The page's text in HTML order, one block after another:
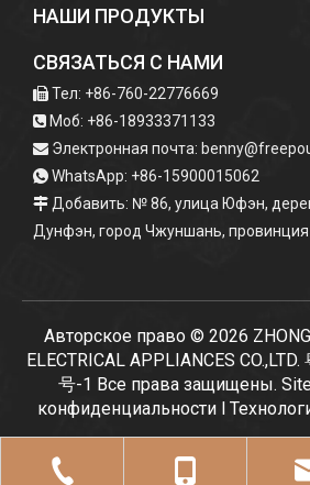
НАШИ ПРОДУКТЫ
СВЯЗАТЬСЯ С НАМИ
 Тел: +86-760-22776669
 Моб: +86-18933371133
 Электронная почта:
 WhatsApp: +86-15900015062
 Добавить: № 86, улица Юфэн,
Дунфэн, город Чжуншань, провинция
Авторское право © 2026
ELECTRICAL APPLIANCES CO.,LTD.
号-1 Все права защищены.
конфиденциальностиl